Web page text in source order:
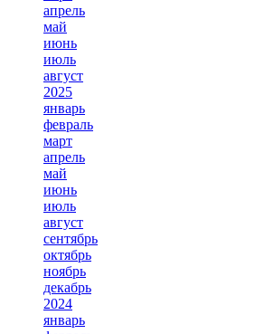
апрель
май
июнь
июль
август
2025
январь
февраль
март
апрель
май
июнь
июль
август
сентябрь
октябрь
ноябрь
декабрь
2024
январь